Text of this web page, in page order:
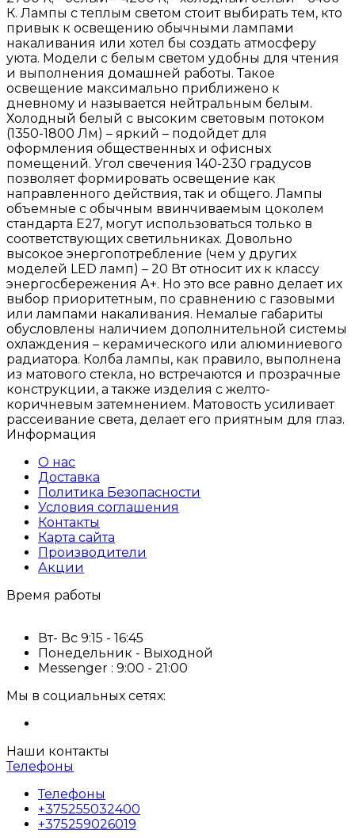
К. Лампы с теплым светом стоит выбирать тем, кто
привык к освещению обычными лампами
накаливания или хотел бы создать атмосферу
уюта. Модели с белым светом удобны для чтения
и выполнения домашней работы. Такое
освещение максимально приближено к
дневному и называется нейтральным белым.
Холодный белый с высоким световым потоком
(1350-1800 Лм) – яркий – подойдет для
оформления общественных и офисных
помещений. Угол свечения 140-230 градусов
позволяет формировать освещение как
направленного действия, так и общего. Лампы
объемные с обычным ввинчиваемым цоколем
стандарта Е27, могут использоваться только в
соответствующих светильниках. Довольно
высокое энергопотребление (чем у других
моделей LED ламп) – 20 Вт относит их к классу
энергосбережения А+. Но это все равно делает их
выбор приоритетным, по сравнению с газовыми
или лампами накаливания. Немалые габариты
обусловлены наличием дополнительной системы
охлаждения – керамического или алюминиевого
радиатора. Колба лампы, как правило, выполнена
из матового стекла, но встречаются и прозрачные
конструкции, а также изделия с желто-
коричневым затемнением. Матовость усиливает
рассеивание света, делает его приятным для глаз.
Информация
О нас
Доставка
Политика Безопасности
Условия соглашения
Контакты
Карта сайта
Производители
Акции
Время работы
Вт- Вс 9:15 - 16:45
Понедельник - Выходной
Messenger : 9:00 - 21:00
Мы в социальных сетях:
Наши контакты
Телефоны
Телефоны
+375255032400
+375259026019